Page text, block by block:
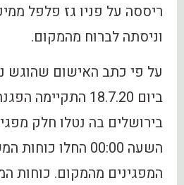
ריססה על פניו גז פלפל
וניסתה לברוח מהמקום.
על פי כתב האישום שהוגש
ביום 18.7.20
בירושלים בה נטלו חלק
השעה 00:00 החלו
המפגינים מהמקום. כוחות